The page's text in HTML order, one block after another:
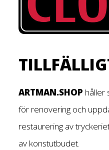
ARTMAN.SHOP håller
för renovering och
restaurering av
av konstutbudet.